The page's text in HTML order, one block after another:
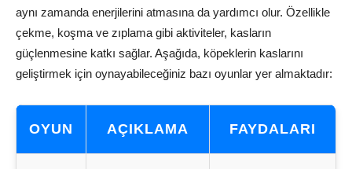
aynı zamanda enerjilerini atmasına da yardımcı olur. Özellikle
çekme, koşma ve zıplama gibi aktiviteler, kasların
güçlenmesine katkı sağlar. Aşağıda, köpeklerin kaslarını
geliştirmek için oynayabileceğiniz bazı oyunlar yer almaktadır:
OYUN AÇIKLAMA FAYDALARI